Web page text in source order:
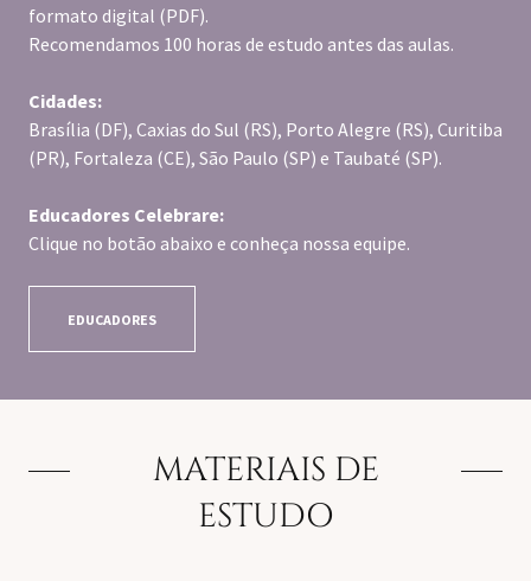
formato digital (PDF).
Recomendamos 100 horas de estudo antes das aulas.
Cidades:
Brasília (DF), Caxias do Sul (RS), Porto Alegre (RS), Curitiba
(PR), Fortaleza (CE), São Paulo (SP) e Taubaté (SP).
Educadores Celebrare:
Clique no botão abaixo e conheça nossa equipe.
EDUCADORES
MATERIAIS DE
ESTUDO